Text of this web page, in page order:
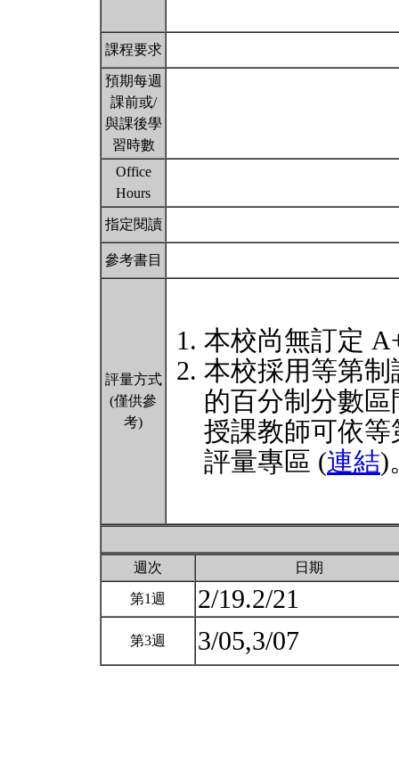
課程要求
預期每週
課前或/
與課後學
習時數
Office
Hours
指定閱讀
參考書目
評量方式
(僅供參
考)
本校尚無訂定
本校採用等第
的百分制分數
授課教師可依
評量專區 (連結)
週次 日期
第1週 2/19.2/21
第3週 3/05,3/07